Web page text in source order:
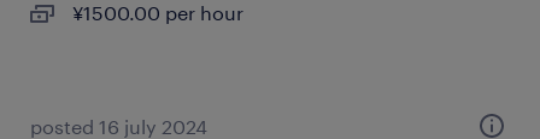
¥1500.00 per hour
posted 16 july 2024